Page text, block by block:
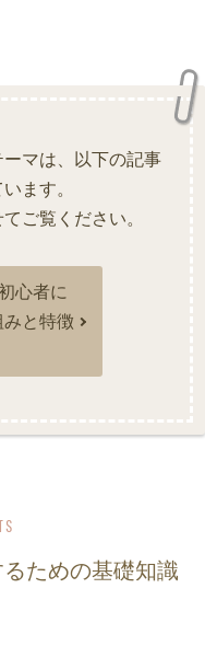
マは、以下の記事
ます。
ご覧ください。
心者に
と特徴
ための基礎知識